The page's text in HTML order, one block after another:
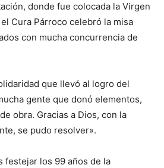
donde fue colocada la Virgen
Cura Párroco celebró la misa
con mucha concurrencia de
que llevó al logro del
gente que donó elementos,
obra. Gracias a Dios, con la
se pudo resolver».
festejar los 99 años de la